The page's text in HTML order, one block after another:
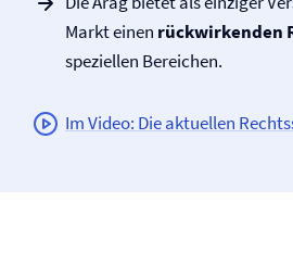
Markt einen rückwirkenden
speziellen Bereichen.
Im Video: Die aktuellen